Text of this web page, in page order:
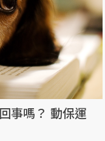
事嗎？ 動保運